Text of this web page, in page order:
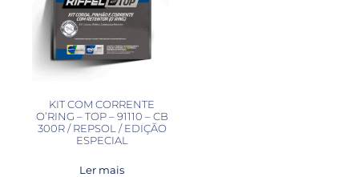
KIT COM CORRENTE
O’RING – TOP – 91110 – CB
300R / REPSOL / EDIÇÃO
ESPECIAL
Ler mais